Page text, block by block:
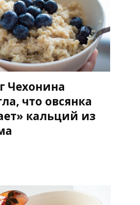
Чехонина
что овсянка
кальций из